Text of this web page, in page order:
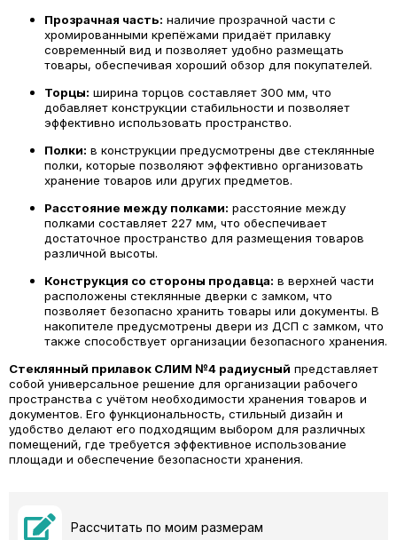
Прозрачная часть: наличие прозрачной части с
хромированными крепёжами придаёт прилавку
современный вид и позволяет удобно размещать
товары, обеспечивая хороший обзор для покупателей.
Торцы: ширина торцов составляет 300 мм, что
добавляет конструкции стабильности и позволяет
эффективно использовать пространство.
Полки: в конструкции предусмотрены две стеклянные
полки, которые позволяют эффективно организовать
хранение товаров или других предметов.
Расстояние между полками: расстояние между
полками составляет 227 мм, что обеспечивает
достаточное пространство для размещения товаров
различной высоты.
Конструкция со стороны продавца: в верхней части
расположены стеклянные дверки с замком, что
позволяет безопасно хранить товары или документы. В
накопителе предусмотрены двери из ДСП с замком, что
также способствует организации безопасного хранения.
Стеклянный прилавок СЛИМ №4 радиусный представляет
собой универсальное решение для организации рабочего
пространства с учётом необходимости хранения товаров и
документов. Его функциональность, стильный дизайн и
удобство делают его подходящим выбором для различных
помещений, где требуется эффективное использование
площади и обеспечение безопасности хранения.
Рассчитать по моим размерам